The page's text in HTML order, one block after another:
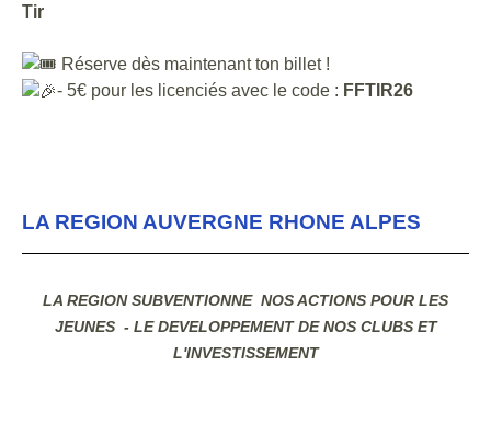
Tir
Réserve dès maintenant ton billet !
- 5€ pour les licenciés avec le code : FFTIR26
LA REGION AUVERGNE RHONE ALPES
LA REGION SUBVENTIONNE NOS ACTIONS POUR LES
JEUNES - LE DEVELOPPEMENT DE NOS CLUBS ET
L'INVESTISSEMENT